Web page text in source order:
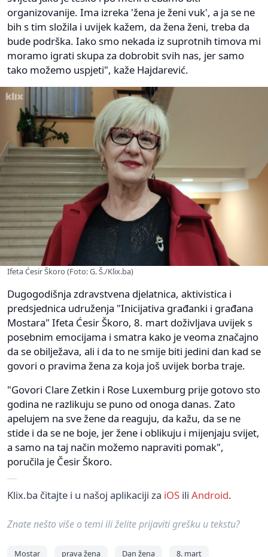
organizovanije. Ima izreka 'žena je ženi vuk', a ja se ne
bih s tim složila i uvijek kažem, da žena ženi, treba da
bude podrška. Iako smo nekada iz suprotnih timova mi
moramo igrati skupa za dobrobit svih nas, jer samo
tako možemo uspjeti", kaže Hajdarević.
Ifeta Ćesir Škoro (Foto: G. Š./Klix.ba)
Dugogodišnja zdravstvena djelatnica, aktivistica i
predsjednica udruženja "Inicijativa građanki i građana
Mostara" Ifeta Ćesir Škoro, 8. mart doživljava uvijek s
posebnim emocijama i smatra kako je veoma značajno
da se obilježava, ali i da to ne smije biti jedini dan kad se
govori o pravima žena za koja još uvijek borba traje.
"Govori Clare Zetkin i Rose Luxemburg prije gotovo sto
godina ne razlikuju se puno od onoga danas. Zato
apelujem na sve žene da reaguju, da kažu, da se ne
stide i da se ne boje, jer žene i oblikuju i mijenjaju svijet,
a samo na taj način možemo napraviti pomak",
poručila je Česir Škoro.
Klix.ba čitajte i u našoj aplikaciji za iOS ili Android.
Znate nešto više o temi ili želite prijaviti grešku u tekstu?
Mostar prava žena Dan žena
8. mart